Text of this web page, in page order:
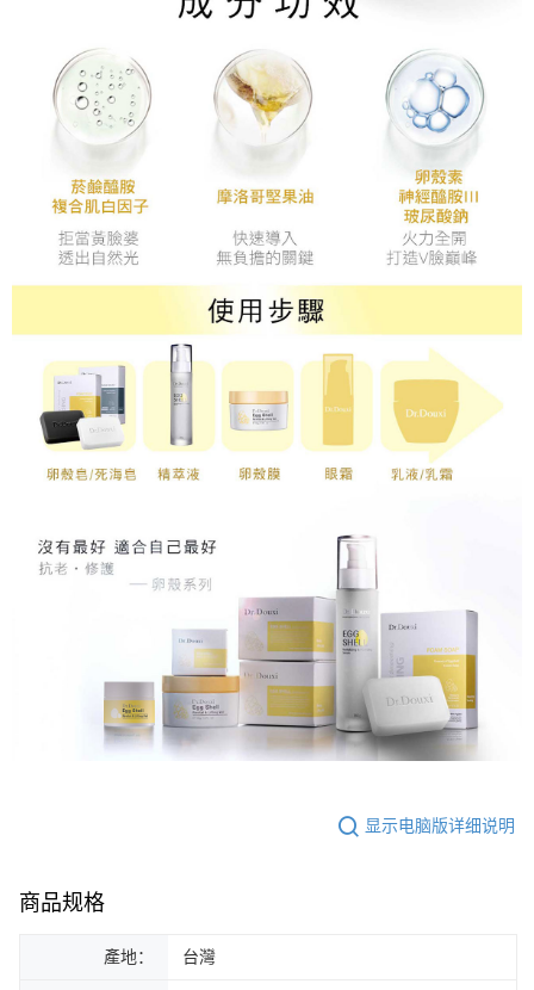
显示电脑版详细说明
商品规格
產地： 台灣